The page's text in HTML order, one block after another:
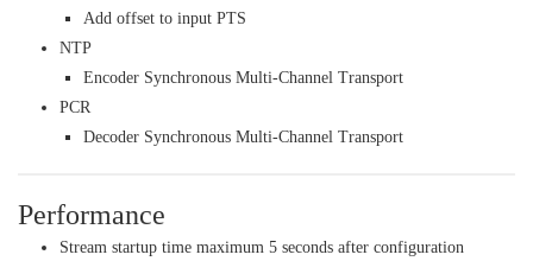
Add offset to input PTS
NTP
Encoder Synchronous Multi-Channel Transport
PCR
Decoder Synchronous Multi-Channel Transport
Performance
Stream startup time maximum 5 seconds after configuration